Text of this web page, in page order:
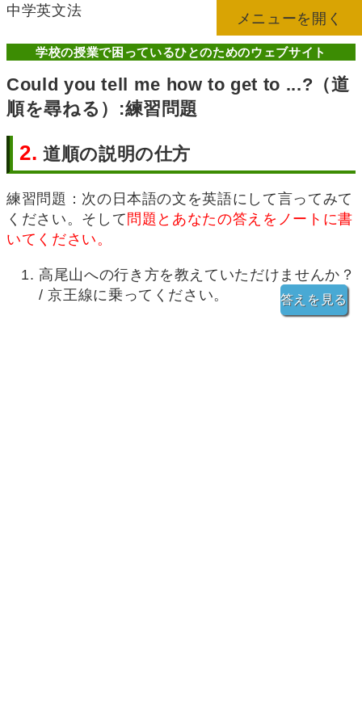
メニューを開く
中学英文法
学校の授業で困っているひとのためのウェブサイト
Could you tell me how to get to ...?（道
順を尋ねる）:練習問題
2. 道順の説明の仕方
練習問題：次の日本語の文を英語にして言ってみて
ください。そして問題とあなたの答えをノートに書
いてください。
高尾山への行き方を教えていただけませんか？
/ 京王線に乗ってください。
答えを見る